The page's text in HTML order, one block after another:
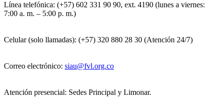
Línea telefónica: (+57) 602 331 90 90, ext. 4190 (lunes a viernes:
7:00 a. m. – 5:00 p. m.)
Celular (solo llamadas): (+57) 320 880 28 30 (Atención 24/7)
Correo electrónico: siau@fvl.org.co
Atención presencial: Sedes Principal y Limonar.